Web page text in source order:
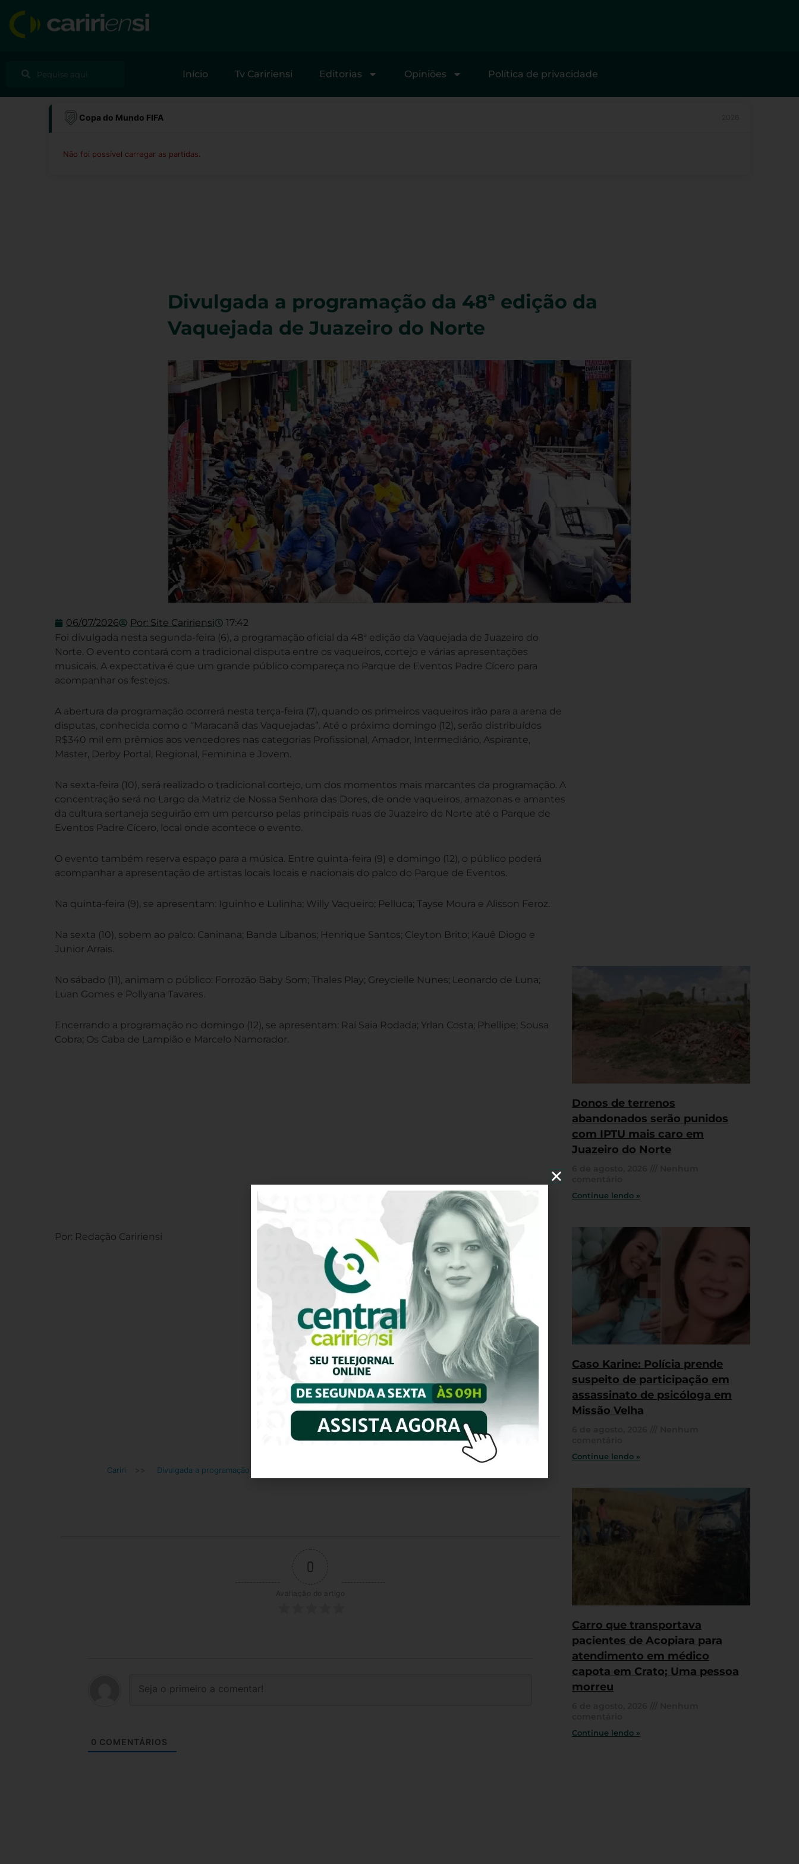
para
Pesquisar
Início Tv Caririensi Editorias Opiniões Política de privacidade
Copa do Mundo FIFA
Não foi possível carregar as partidas.
Divulgada a programação da 48ª edição da
Vaquejada de Juazeiro do Norte
06/07/2026 Por: Site Caririensi
17:42
Foi divulgada nesta segunda-feira (6), a programação oficial da 48ª edição da Vaquejada de Juazeiro do
Norte. O evento contará com a tradicional disputa entre os vaqueiros, cortejo e várias apresentações
musicais. A expectativa é que um grande público compareça no Parque de Eventos Padre Cícero para
acompanhar os festejos.
A abertura da programação ocorrerá nesta terça-feira (7), quando os primeiros vaqueiros irão para a arena de
disputas, conhecida como o “Maracanã das Vaquejadas”. Até o próximo domingo (12), serão distribuídos
R$340 mil em prêmios aos vencedores nas categorias Profissional, Amador, Intermediário, Aspirante,
Master, Derby Portal, Regional, Feminina e Jovem.
Na sexta-feira (10), será realizado o tradicional cortejo, um dos momentos mais marcantes da programação. A
concentração será no Largo da Matriz de Nossa Senhora das Dores, de onde vaqueiros, amazonas e amantes
da cultura sertaneja seguirão em um percurso pelas principais ruas de Juazeiro do Norte até o Parque de
Eventos Padre Cícero, local onde acontece o evento.
O evento também reserva espaço para a música. Entre quinta-feira (9) e domingo (12), o público poderá
acompanhar a apresentação de artistas locais locais e nacionais do palco do Parque de Eventos.
Na quinta-feira (9), se apresentam: Iguinho e Lulinha; Willy Vaqueiro; Pelluca; Tayse Moura e Alisson Feroz.
Na sexta (10), sobem ao palco: Caninana; Banda Líbanos; Henrique Santos; Cleyton Brito; Kauê Diogo e
Junior Arrais.
No sábado (11), animam o público: Forrozão Baby Som; Thales Play; Greycielle Nunes; Leonardo de Luna;
Luan Gomes e Pollyana Tavares.
Encerrando a programação no domingo (12), se apresentam: Raí Saia Rodada; Yrlan Costa; Phellipe; Sousa
Cobra; Os Caba de Lampião e Marcelo Namorador.
Por: Redação Caririensi
Cariri >> Divulgada a programação da 48ª
0
Avaliação do artigo
0 COMENTÁRIOS
Donos de terrenos
abandonados serão punidos
com IPTU mais caro em
Juazeiro do Norte
Continue lendo »
Caso Karine: Polícia prende
suspeito de participação em
assassinato de psicóloga em
Missão Velha
Continue lendo »
Carro que transportava
pacientes de Acopiara para
atendimento em médico
capota em Crato; Uma pessoa
morreu
Continue lendo »